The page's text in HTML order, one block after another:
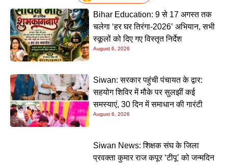
Bihar Education: 9 से 17 अगस्त तक
चलेगा ‘हर घर तिरंगा-2026’ अभियान, सभी
स्कूलों को दिए गए विस्तृत निर्देश
August 6, 2026
Siwan: सरकार पहुंची पंचायत के द्वार:
सहयोग शिविर में मौके पर सुलझीं कई
समस्याएं, 30 दिन में समाधान की गारंटी
August 6, 2026
Siwan News: शिक्षक संघ के जिला
प्रवक्ता कुमार राज कपूर ‘टीपू’ को जन्मदिन